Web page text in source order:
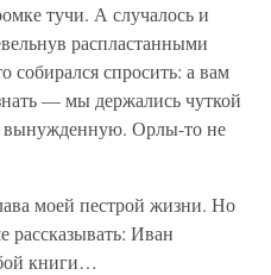
тучи. А случалось и
распластанными
собирался спросить: а вам
— мы держались чуткой
вынужденную. Орлы-то не
моей пестрой жизни. Но
рассказывать: Иван
книги…